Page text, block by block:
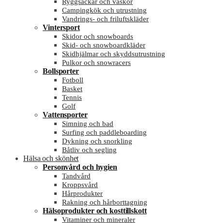
Campingkök och utrustning
Vandrings- och friluftskläder
Vintersport
Skidor och snowboards
Skid- och snowboardkläder
Skidhjälmar och skyddsutrustning
Pulkor och snowracers
Bollsporter
Fotboll
Basket
Tennis
Golf
Vattensporter
Simning och bad
Surfing och paddleboarding
Dykning och snorkling
Båtliv och segling
Hälsa och skönhet
Personvård och hygien
Tandvård
Kroppsvård
Hårprodukter
Rakning och hårborttagning
Hälsoprodukter och kosttillskott
Vitaminer och mineraler